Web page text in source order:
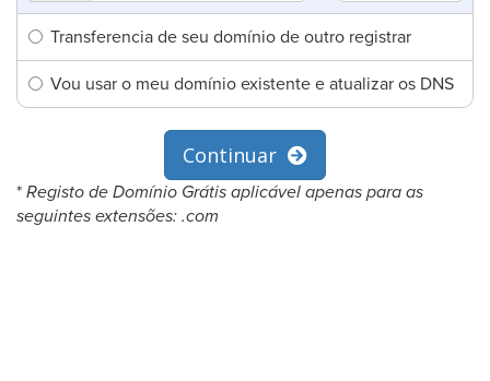
Transferencia de seu domínio de outro registrar
Vou usar o meu domínio existente e atualizar os DNS
Continuar
* Registo de Domínio Grátis aplicável apenas para as
seguintes extensões: .com